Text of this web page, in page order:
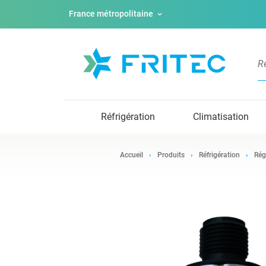
France métropolitaine
Réfrigération Climatisation
Accueil Produits Réfrigération